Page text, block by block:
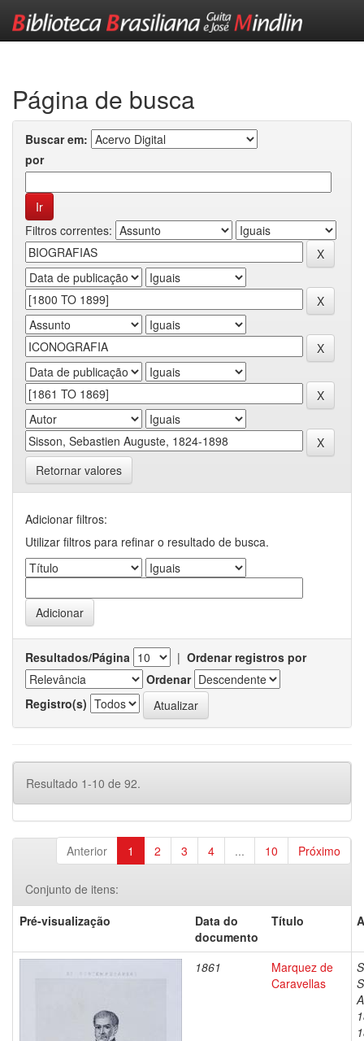
Página de busca
Buscar em:
por
Filtros correntes:
Retornar valores
Adicionar filtros:
Utilizar filtros para refinar o resultado de busca.
Resultados/Página | Ordenar registros por
Ordenar
Registro(s)
Resultado 1-10 de 92.
Anterior 1 2 3 4 ... 10 Próximo
Conjunto de itens:
Pré-visualização
Data do
documento
Título
1861
Marquez de
Caravellas